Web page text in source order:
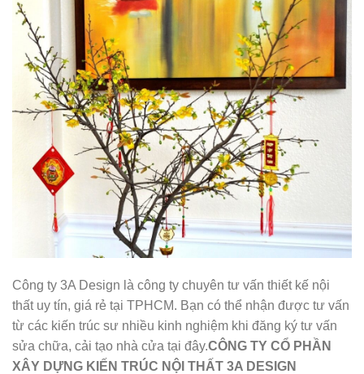
Công ty 3A Design là công ty chuyên tư vấn thiết kế nội
thất uy tín, giá rẻ tại TPHCM. Bạn có thể nhận được tư vấn
từ các kiến trúc sư nhiều kinh nghiệm khi đăng ký tư vấn
sửa chữa, cải tạo nhà cửa tại đây.CÔNG TY CỔ PHẦN
XÂY DỰNG KIẾN TRÚC NỘI THẤT 3A DESIGN